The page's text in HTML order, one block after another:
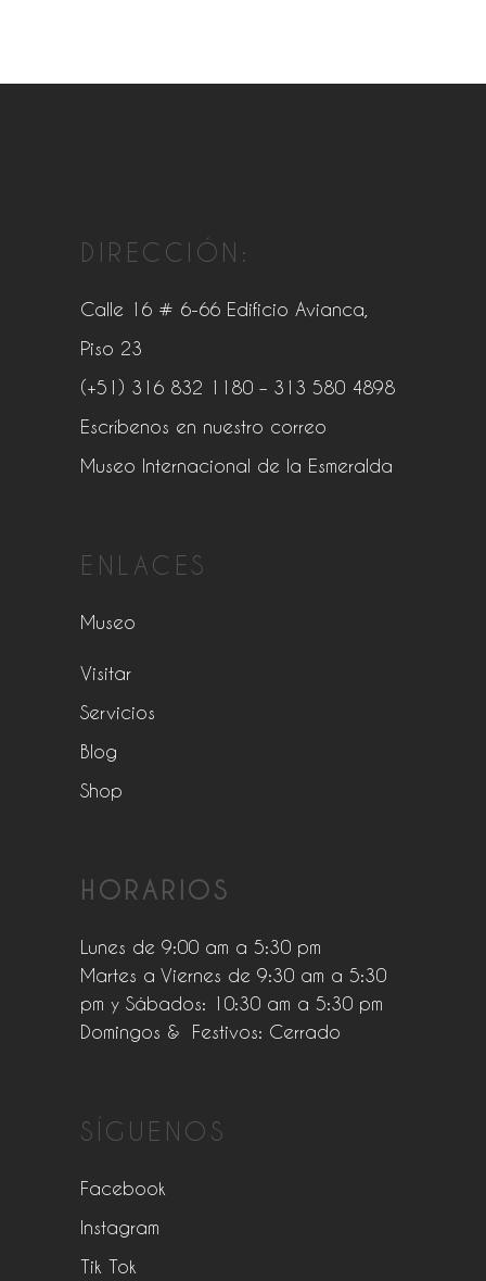
DIRECCIÓN:
Calle 16 # 6-66 Edificio Avianca,
Piso 23
(+51) 316 832 1180 – 313 580 4898
Escríbenos en nuestro correo
Museo Internacional de la Esmeralda
ENLACES
Museo
Visitar
Servicios
Blog
Shop
HORARIOS
Lunes de 9:00 am a 5:30 pm
Martes a Viernes de 9:30 am a 5:30
pm y Sábados: 10:30 am a 5:30 pm
Domingos & Festivos: Cerrado
SÍGUENOS
Facebook
Instagram
Tik Tok